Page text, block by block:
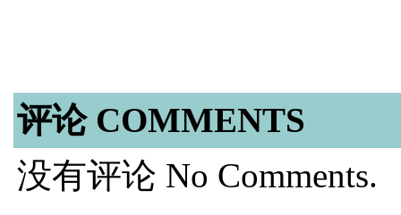
评论 COMMENTS
没有评论 No Comments.